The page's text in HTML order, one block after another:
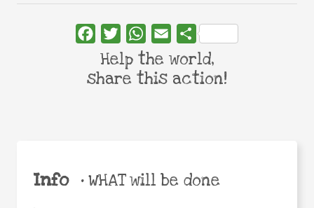
Info •WHAT will be done
FacebookTwitterWhatsApp
Email Share
Help the world,
share this action!